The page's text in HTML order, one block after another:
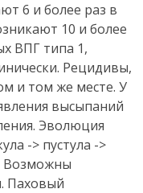
6 и более раз в
10 и более
ВПГ типа 1,
Рецидивы,
и том же месте. У
высыпаний
Эволюция
-> пустула ->
Возможны
Паховый